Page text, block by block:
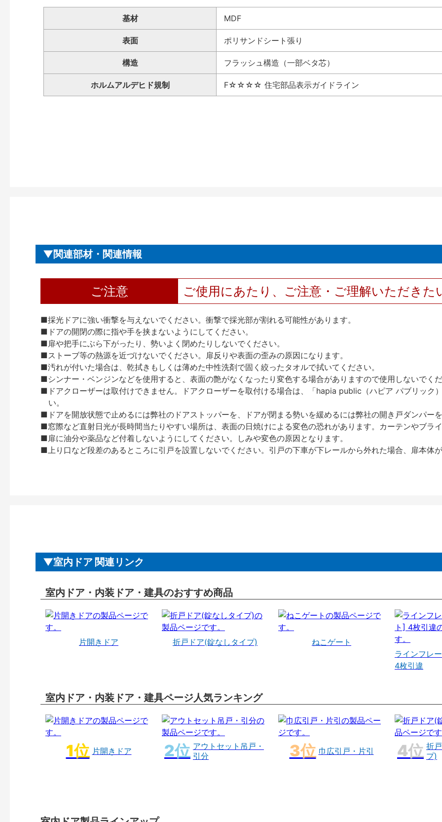
基材 MDF
表面 ポリサンドシート張り
構造 フラッシュ構造（一部ベタ芯）
ホルムアルデヒド規制 F☆☆☆☆ 住宅部品表示ガイドライン
関連部材・関連情報
ご注意 ご使用にあたり、ご注意・ご理解いただきた
■採光ドアに強い衝撃を与えないでください。衝撃で採光部が割れる可能性があります。
■ドアの開閉の際に指や手を挟まないようにしてください。
■扉や把手にぶら下がったり、勢いよく閉めたりしないでください。
■ストーブ等の熱源を近づけないでください。扉反りや表面の歪みの原因になります。
■汚れが付いた場合は、乾拭きもしくは薄めた中性洗剤で固く絞ったタオルで拭いてください。
■シンナー・ベンジンなどを使用すると、表面の艶がなくなったり変色する場合がありますので使用しないでくだ
■ドアクローザーは取付けできません。ドアクローザーを取付ける場合は、「hapia public（ハピア パブリック
い。
■ドアを開放状態で止めるには弊社のドアストッパーを、ドアが閉まる勢いを緩めるには弊社の開き戸ダンパーを
■窓際など直射日光が長時間当たりやすい場所は、表面の日焼けによる変色の恐れがあります。カーテンやブラ
■扉に油分や薬品など付着しないようにしてください。しみや変色の原因となります。
■上り口など段差のあるところに引戸を設置しないでください。引戸の下車が下レールから外れた場合、扉本体
室内ドア 関連リンク
室内ドア・内装ドア・建具のおすすめ商品
片開きドア 折戸ドア(錠なしタイプ)
ねこゲート
ラインフレ
4枚引違
室内ドア・内装ドア・建具ページ人気ランキング
片開きドア
アウトセット吊戸・
引分
巾広引戸・片引
折
プ)